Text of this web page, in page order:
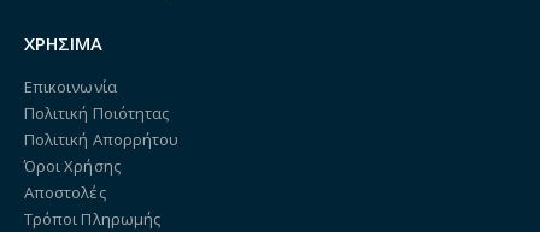
ΧΡΗΣΙΜΑ
Επικοινωνία
Πολιτική Ποιότητας
Πολιτική Απορρήτου
Όροι Χρήσης
Αποστολές
Τρόποι Πληρωμής